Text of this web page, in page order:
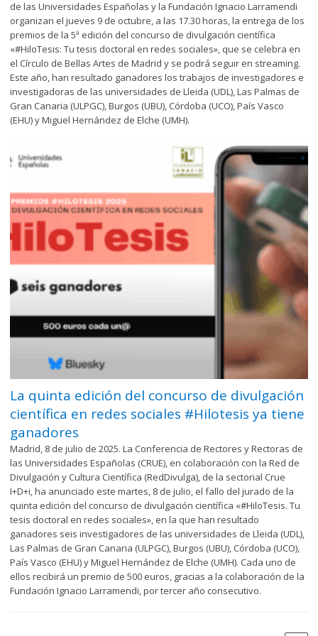
de las Universidades Españolas y la Fundación Ignacio Larramendi
organizan el jueves 9 de octubre, a las 17.30 horas, la entrega de los
premios de la 5ª edición del concurso de divulgación científica
«#HiloTesis: Tu tesis doctoral en redes sociales», que se celebra en
el Círculo de Bellas Artes de Madrid y se podrá seguir en streaming.
Este año, han resultado ganadores los trabajos de investigadores e
investigadoras de las universidades de Lleida (UDL), Las Palmas de
Gran Canaria (ULPGC), Burgos (UBU), Córdoba (UCO), País Vasco
(EHU) y Miguel Hernández de Elche (UMH).
La quinta edición del concurso de divulgación
científica en redes sociales #Hilotesis ya tiene
ganadores
Madrid, 8 de julio de 2025. La Conferencia de Rectores y Rectoras de
las Universidades Españolas (CRUE), en colaboración con la Red de
Divulgación y Cultura Científica (RedDivulga), de la sectorial Crue
I+D+i, ha anunciado este martes, 8 de julio, el fallo del jurado de la
quinta edición del concurso de divulgación científica «#HiloTesis. Tu
tesis doctoral en redes sociales», en la que han resultado
ganadores seis investigadores de las universidades de Lleida (UDL),
Las Palmas de Gran Canaria (ULPGC), Burgos (UBU), Córdoba (UCO),
País Vasco (EHU) y Miguel Hernández de Elche (UMH). Cada uno de
ellos recibirá un premio de 500 euros, gracias a la colaboración de la
Fundación Ignacio Larramendi, por tercer año consecutivo.